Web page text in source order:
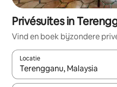
Privésuites in
Vind en boek bijzondere
Locatie
Wanneer er resultaten